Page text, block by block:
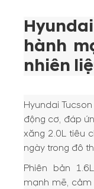
hành
nhiên
Hyundai
động cơ, đáp
xăng 2.0L tiêu
ngày trong đô
Phiên bản
mạnh mẽ,